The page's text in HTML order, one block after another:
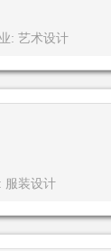
: 艺术设计
服装设计